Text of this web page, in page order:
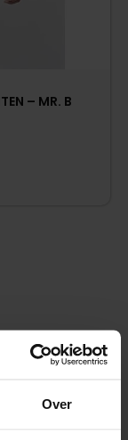
Over
– MR. B
OOK: